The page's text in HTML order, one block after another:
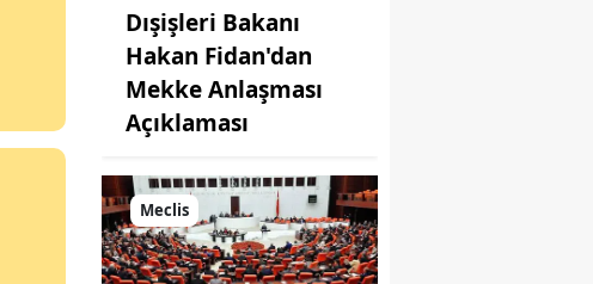
Dışişleri Bakanı
Hakan Fidan'dan
Mekke Anlaşması
Açıklaması
Meclis